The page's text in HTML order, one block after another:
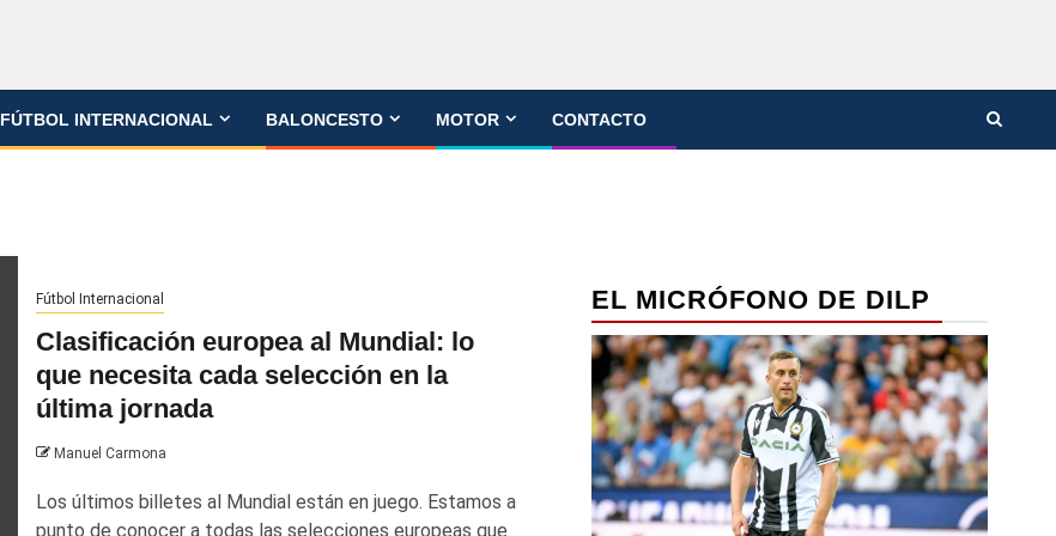
FÚTBOL INTERNACIONAL BALONCESTO MOTOR CONTACTO
Fútbol Internacional
Clasificación europea al Mundial: lo
que necesita cada selección en la
última jornada
Manuel Carmona
Los últimos billetes al Mundial están en juego. Estamos a
punto de conocer a todas las selecciones europeas que
EL MICRÓFONO DE DILP